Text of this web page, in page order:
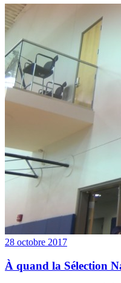
28 octobre 2017
À quand la Sélection